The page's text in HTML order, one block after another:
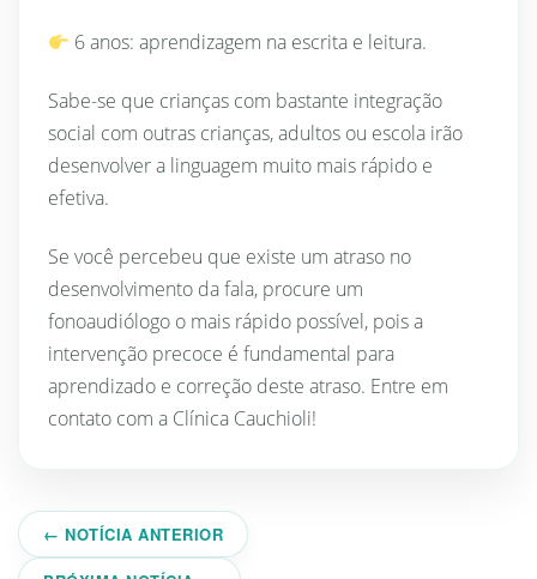
6 anos: aprendizagem na escrita e leitura.
Sabe-se que crianças com bastante integração
social com outras crianças, adultos ou escola irão
desenvolver a linguagem muito mais rápido e
efetiva.
Se você percebeu que existe um atraso no
desenvolvimento da fala, procure um
fonoaudiólogo o mais rápido possível, pois a
intervenção precoce é fundamental para
aprendizado e correção deste atraso. Entre em
contato com a Clínica Cauchioli!
← NOTÍCIA ANTERIOR